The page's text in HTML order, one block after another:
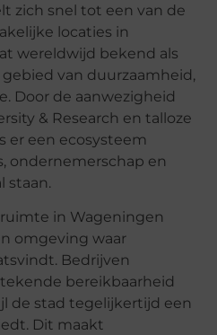
zich snel tot een van de
locaties in
wereldwijd bekend als
van duurzaamheid,
Door de aanwezigheid
& Research en talloze
er een ecosysteem
ondernemerschap en
staan.
in Wageningen
omgeving waar
Bedrijven
bereikbaarheid
de stad tegelijkertijd een
Dit maakt